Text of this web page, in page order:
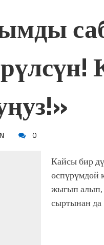
көч уланышы үчүн
түнγ-2026”: Психолог
“Чабуул”...
редакторлору...
эң ири музыкалуу
Park'ка 30 миң адам
0
Кайсы бир
өспүрүмдөй
жыгып алып,
сыртынан